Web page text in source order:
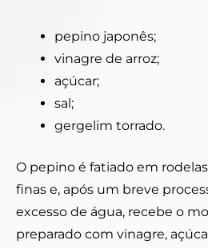
pepino japonês;
vinagre de arroz;
açúcar;
sal;
gergelim torrado.
O pepino é fatiado em
finas e, após um breve
excesso de água, recebe o
preparado com vinagre,